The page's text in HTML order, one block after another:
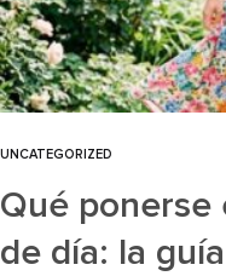
UNCATEGORIZED
Qué ponerse
de día: la